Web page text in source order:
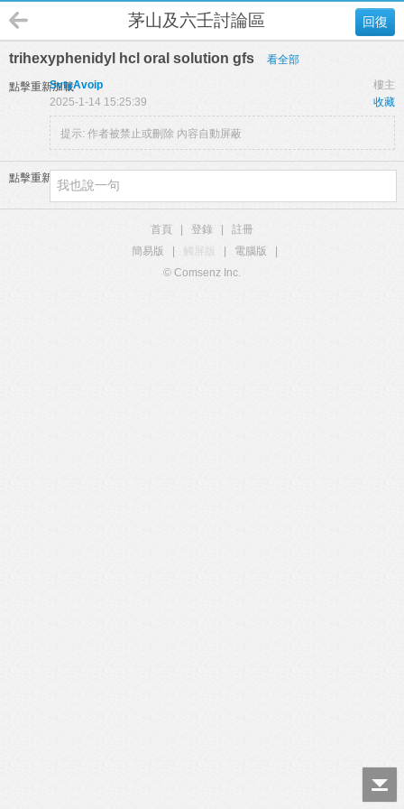
回復
茅山及六壬討論區
trihexyphenidyl hcl oral solution gfs 看全部
點擊重新加載 樓主
SvtyAvoip
收藏
2025-1-14 15:25:39
提示: 作者被禁止或刪除 內容自動屏蔽
點擊重新加載
首頁 登錄
註冊
簡易版
觸屏版 電腦版
© Comsenz Inc.